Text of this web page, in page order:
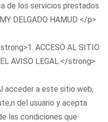
de los servicios prestados
DELGADO HAMUD </p>
ACCESO AL SITIO
AVISO LEGAL.</strong>
acceder a este sitio web,
del usuario y acepta
las condiciones que